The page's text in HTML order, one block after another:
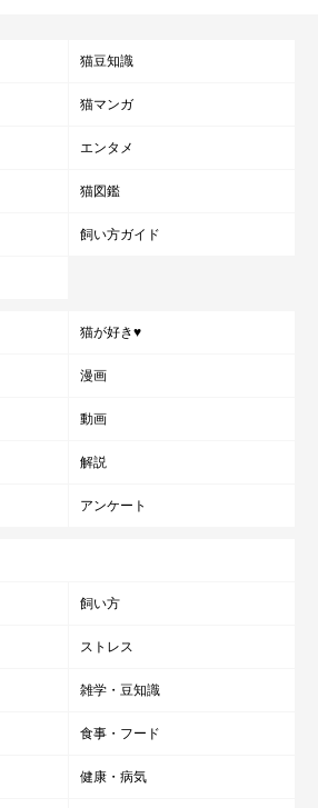
猫豆知識
猫マンガ
エンタメ
猫図鑑
飼い方ガイド
猫が好き♥
漫画
動画
解説
アンケート
飼い方
ストレス
雑学・豆知識
食事・フード
健康・病気